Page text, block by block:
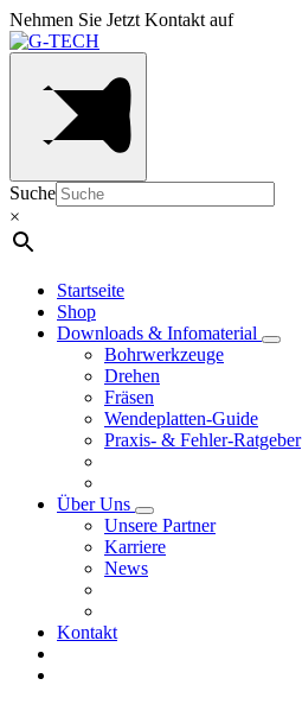
Nehmen Sie Jetzt Kontakt auf
Suche
×
Startseite
Shop
Downloads & Infomaterial
Bohrwerkzeuge
Drehen
Fräsen
Wendeplatten-Guide
Praxis- & Fehler-Ratgeber
Über Uns
Unsere Partner
Karriere
News
Kontakt